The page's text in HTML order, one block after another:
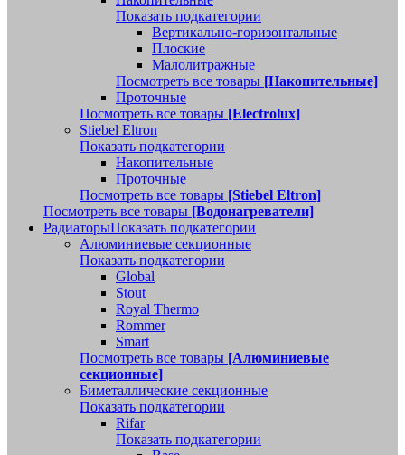
Показать подкатегории
Вертикально-горизонтальные
Плоские
Малолитражные
Посмотреть все товары [Накопительные]
Проточные
Посмотреть все товары [Electrolux]
Stiebel Eltron
Показать подкатегории
Накопительные
Проточные
Посмотреть все товары [Stiebel Eltron]
Посмотреть все товары [Водонагреватели]
РадиаторыПоказать подкатегории
Алюминиевые секционные
Показать подкатегории
Global
Stout
Royal Thermo
Rommer
Smart
Посмотреть все товары [Алюминиевые
секционные]
Биметаллические секционные
Показать подкатегории
Rifar
Показать подкатегории